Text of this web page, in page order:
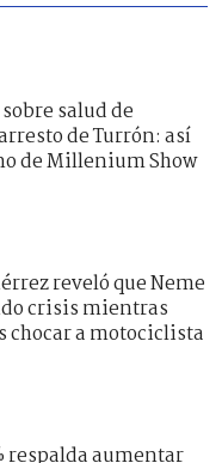
salud de
de Turrón: así
de Millenium Show
reveló que Neme
crisis mientras
chocar a motociclista
respalda aumentar